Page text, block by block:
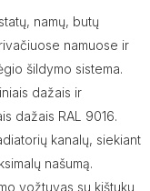
namų, butų
namuose ir
šildymo sistema.
dažais ir
dažais RAL 9016.
kanalų, siekiant
našumą.
vožtuvas su kištuku